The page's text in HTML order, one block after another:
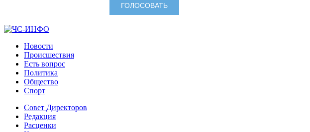
Новости
Происшествия
Есть вопрос
Политика
Общество
Спорт
Совет Директоров
Редакция
Расценки